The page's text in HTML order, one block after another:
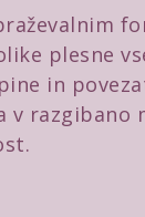
plesne
in
v razgibano